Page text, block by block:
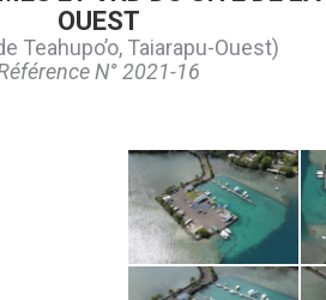
OUEST
Teahupo’o, Taiarapu-Ouest)
N° 2021-16